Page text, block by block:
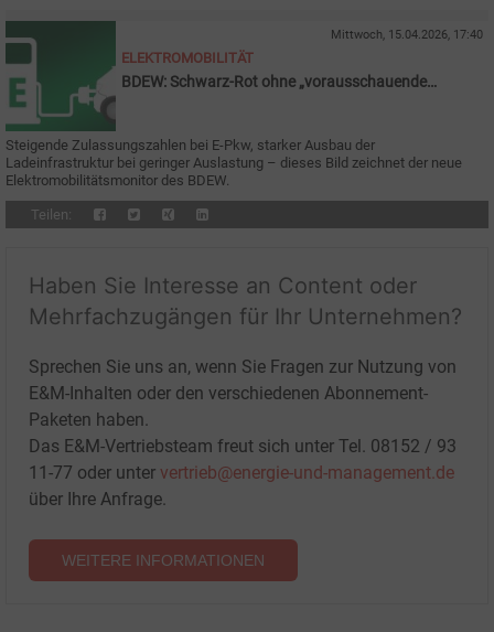
Mittwoch, 15.04.2026, 17:40
ELEKTROMOBILITÄT
BDEW: Schwarz-Rot ohne „vorausschauende
Steigende Zulassungszahlen bei E-Pkw, starker Ausbau der
Ladeinfrastruktur bei geringer Auslastung – dieses Bild zeichnet der neue
Elektromobilitätsmonitor des BDEW.
Teilen:
Haben Sie Interesse an Content oder
Mehrfachzugängen für Ihr Unternehmen?
Sprechen Sie uns an, wenn Sie Fragen zur Nutzung von
E&M-Inhalten oder den verschiedenen Abonnement-
Paketen haben.
Das E&M-Vertriebsteam freut sich unter Tel. 08152 / 93
11-77 oder unter vertrieb@energie-und-management.de
über Ihre Anfrage.
WEITERE INFORMATIONEN